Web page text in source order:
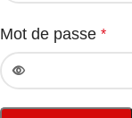
Mot de passe *